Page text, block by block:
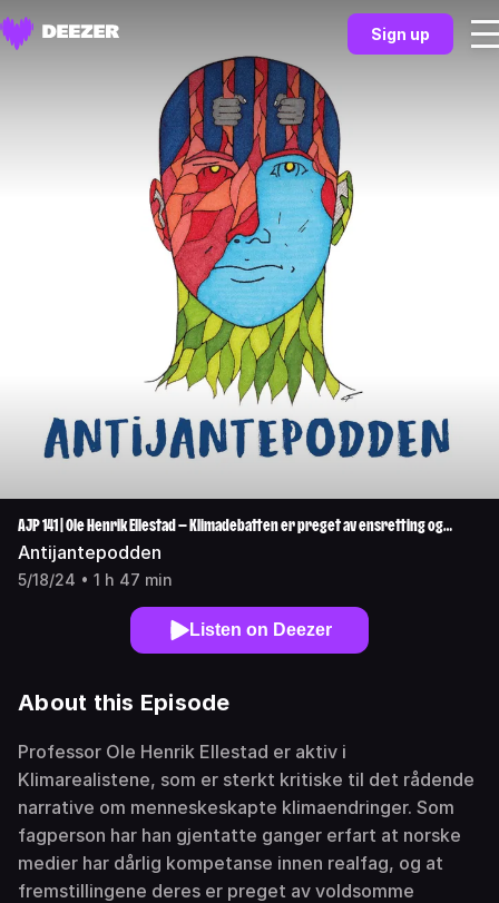
Sign up
AJP 141 | Ole Henrik Ellestad — Klimadebatten er preget av ensretting og
voldsomme overdrivelser
Antijantepodden
5/18/24 • 1 h 47 min
Listen on Deezer
About this Episode
Professor Ole Henrik Ellestad er aktiv i
Klimarealistene, som er sterkt kritiske til det rådende
narrative om menneskeskapte klimaendringer. Som
fagperson har han gjentatte ganger erfart at norske
medier har dårlig kompetanse innen realfag, og at
fremstillingene deres er preget av voldsomme